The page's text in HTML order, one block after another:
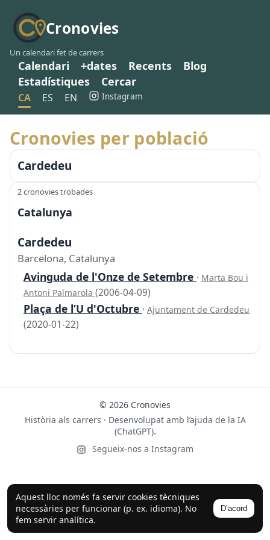
Cronovies
Un calendari fet de carrers
Calendari +dates Recents
Blog
Estadístiques
Cercar
CA ES EN Instagram
Aquest lloc només fa servir cookies tècniques
necessàries per funcionar (p. ex. idioma). No
fem servir analítica.
D’acord
Cronovies per població
Cardedeu
2 cronovies trobades
Catalunya
Cardedeu
Barcelona, Catalunya
Avinguda de l'Onze de Setembre · Marta Bou i
Antoni Palmarola (2006-04-09)
Plaça de l’U d'Octubre · Ajuntament de Cardedeu
(2020-01-22)
© 2026 Cronovies
Història als carrers · Desenvolupat amb l’ajuda de la IA
(ChatGPT).
Segueix-nos a Instagram